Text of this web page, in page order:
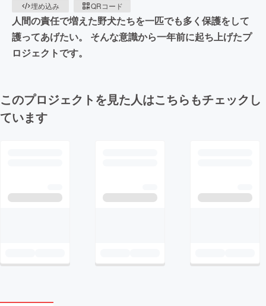
埋め込み
QRコード
人間の責任で増えた野犬たちを一匹でも多く保護をして
護ってあげたい。 そんな意識から一年前に起ち上げたプ
ロジェクトです。
このプロジェクトを見た人はこちらもチェックし
ています